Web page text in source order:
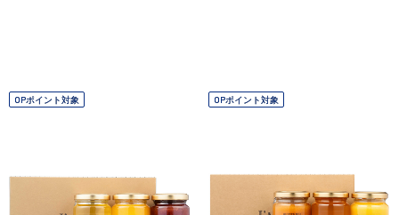
OPポイント対象 OPポイント対象